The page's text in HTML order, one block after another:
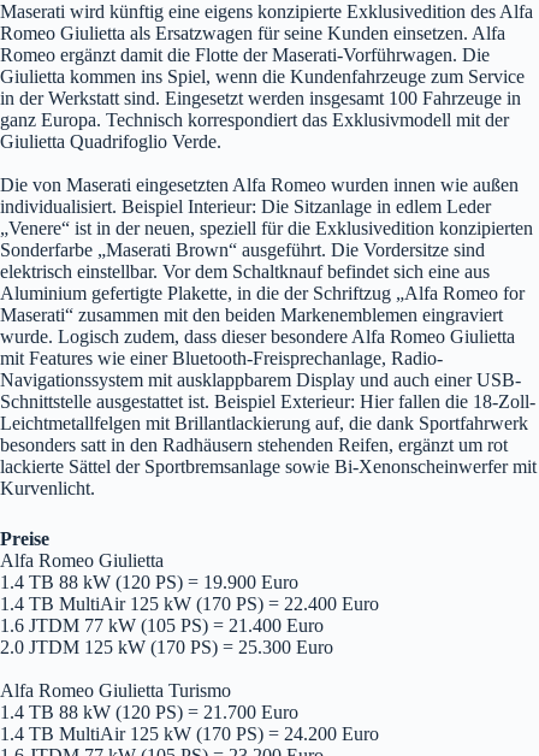
Maserati wird künftig eine eigens konzipierte Exklusivedition des Alfa
Romeo Giulietta als Ersatzwagen für seine Kunden einsetzen. Alfa
Romeo ergänzt damit die Flotte der Maserati-Vorführwagen. Die
Giulietta kommen ins Spiel, wenn die Kundenfahrzeuge zum Service
in der Werkstatt sind. Eingesetzt werden insgesamt 100 Fahrzeuge in
ganz Europa. Technisch korrespondiert das Exklusivmodell mit der
Giulietta Quadrifoglio Verde.
Die von Maserati eingesetzten Alfa Romeo wurden innen wie außen
individualisiert. Beispiel Interieur: Die Sitzanlage in edlem Leder
„Venere“ ist in der neuen, speziell für die Exklusivedition konzipierten
Sonderfarbe „Maserati Brown“ ausgeführt. Die Vordersitze sind
elektrisch einstellbar. Vor dem Schaltknauf befindet sich eine aus
Aluminium gefertigte Plakette, in die der Schriftzug „Alfa Romeo for
Maserati“ zusammen mit den beiden Markenemblemen eingraviert
wurde. Logisch zudem, dass dieser besondere Alfa Romeo Giulietta
mit Features wie einer Bluetooth-Freisprechanlage, Radio-
Navigationssystem mit ausklappbarem Display und auch einer USB-
Schnittstelle ausgestattet ist. Beispiel Exterieur: Hier fallen die 18-Zoll-
Leichtmetallfelgen mit Brillantlackierung auf, die dank Sportfahrwerk
besonders satt in den Radhäusern stehenden Reifen, ergänzt um rot
lackierte Sättel der Sportbremsanlage sowie Bi-Xenonscheinwerfer mit
Kurvenlicht.
Preise
Alfa Romeo Giulietta
1.4 TB 88 kW (120 PS) = 19.900 Euro
1.4 TB MultiAir 125 kW (170 PS) = 22.400 Euro
1.6 JTDM 77 kW (105 PS) = 21.400 Euro
2.0 JTDM 125 kW (170 PS) = 25.300 Euro
Alfa Romeo Giulietta Turismo
1.4 TB 88 kW (120 PS) = 21.700 Euro
1.4 TB MultiAir 125 kW (170 PS) = 24.200 Euro